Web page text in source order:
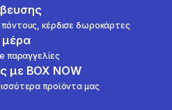
κέρδισε δωροκάρτες
μέρα
παραγγελίες
με BOX NOW
προϊόντα μας